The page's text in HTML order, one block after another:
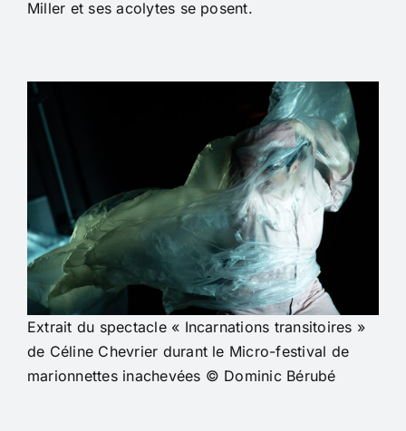
Miller et ses acolytes se posent.
Extrait du spectacle « Incarnations transitoires »
de Céline Chevrier durant le Micro-festival de
marionnettes inachevées © Dominic Bérubé